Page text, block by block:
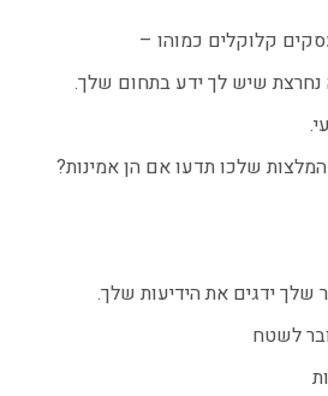
קלוקלים כמוהו –
שיש לך ידע בתחום שלך.
שלכו תדעו אם הן אמינות?
ידגים את הידיעות שלך.
לשטח